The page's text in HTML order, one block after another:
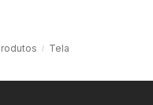
Tela